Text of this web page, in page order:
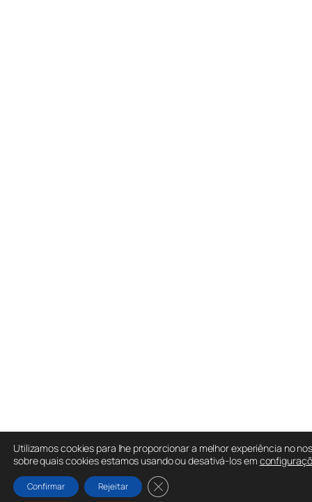
Utilizamos cookies para lhe proporcionar a melhor experiência no
sobre quais cookies estamos usando ou desativá-los em
Confirmar Rejeitar Close GDPR Cookie Banner